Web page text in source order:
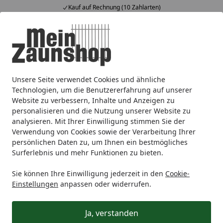
Unsere Seite verwendet Cookies und ähnliche
Technologien, um die Benutzererfahrung auf unserer
Website zu verbessern, Inhalte und Anzeigen zu
personalisieren und die Nutzung unserer Website zu
analysieren. Mit Ihrer Einwilligung stimmen Sie der
Verwendung von Cookies sowie der Verarbeitung Ihrer
persönlichen Daten zu, um Ihnen ein bestmögliches
Surferlebnis und mehr Funktionen zu bieten.
Sie können Ihre Einwilligung jederzeit in den Cookie-
Einstellungen anpassen oder widerrufen.
Ja, verstanden
Kauf auf Rechnung (10 Zahlarten)
Alle Produkte
Mein Konto
Suchen
Startseite
Zaunmarken dz deutsche zauntechnik dz
Zubehör für Milo
Ihre Artikelübersicht
Kategorien
Filter / Sortierung